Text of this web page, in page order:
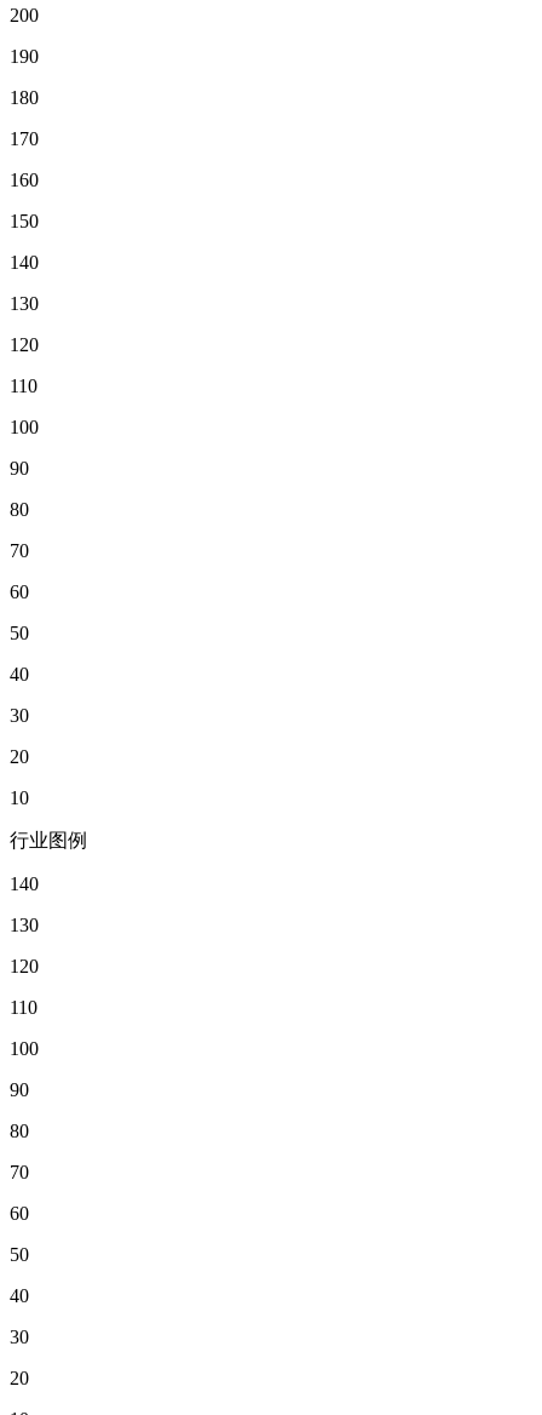
200
190
180
170
160
150
140
130
120
110
100
90
80
70
60
50
40
30
20
10
行业图例
140
130
120
110
100
90
80
70
60
50
40
30
20